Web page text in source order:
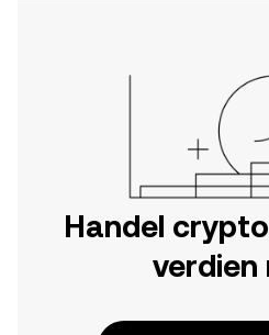
Handel
verdien